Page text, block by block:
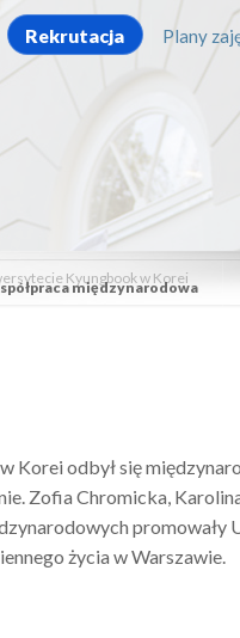
Rekrutacja Plany
międzynarodowa
Kyungbook w Korei
Korei odbył się
Zofia Chromicka,
życia w Warszawie.